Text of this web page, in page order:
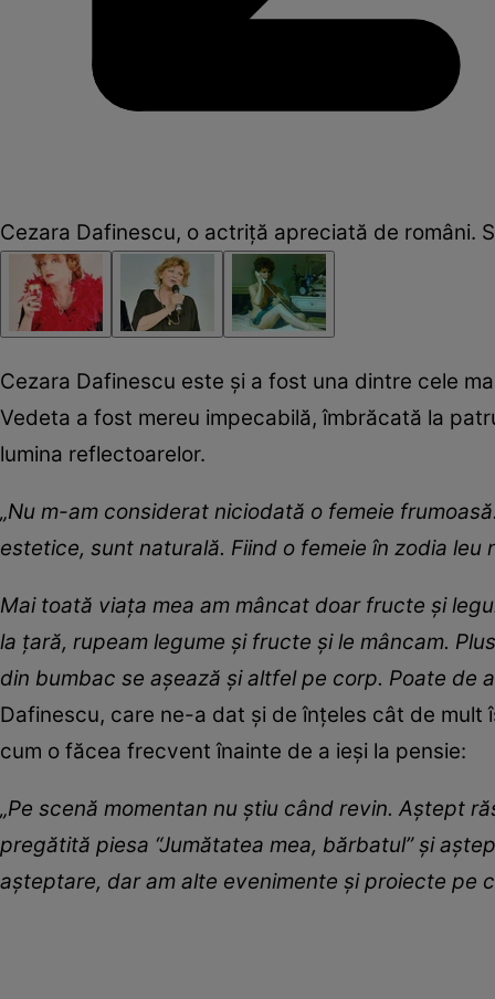
Cezara Dafinescu, o actriță apreciată de români.
Cezara Dafinescu este și a fost una dintre cele
Vedeta a fost mereu impecabilă, îmbrăcată la
lumina reflectoarelor.
„Nu m-am considerat niciodată o femeie
estetice, sunt naturală. Fiind o femeie în zodia
Mai toată viața mea am mâncat doar fructe și
la țară, rupeam legume și fructe și le mâncam.
din bumbac se așează și altfel pe corp. Poate de
Dafinescu, care ne-a dat și de înțeles cât de
cum o făcea frecvent înainte de a ieși la pensie:
„Pe scenă momentan nu știu când revin. Aștept
pregătită piesa “Jumătatea mea, bărbatul” și
așteptare, dar am alte evenimente și proiecte pe